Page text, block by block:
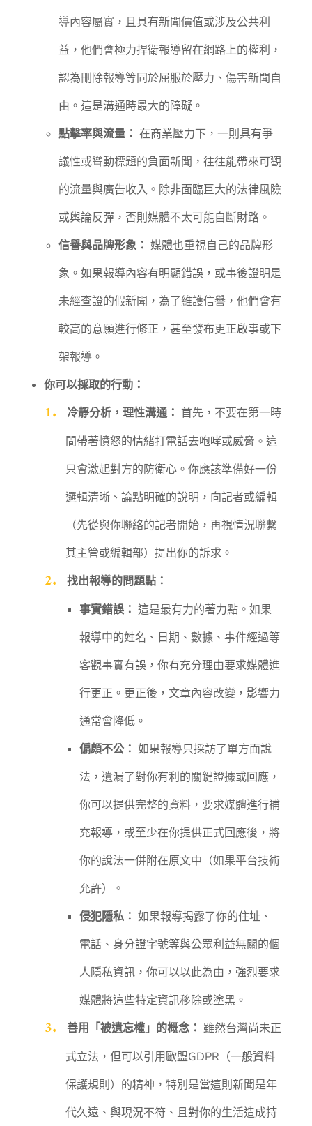
導內容屬實，且具有新聞價值或涉及公共利
益，他們會極力捍衛報導留在網路上的權利，
認為刪除報導等同於屈服於壓力、傷害新聞自
由。這是溝通時最大的障礙。
點擊率與流量： 在商業壓力下，一則具有爭
議性或聳動標題的負面新聞，往往能帶來可觀
的流量與廣告收入。除非面臨巨大的法律風險
或輿論反彈，否則媒體不太可能自斷財路。
信譽與品牌形象： 媒體也重視自己的品牌形
象。如果報導內容有明顯錯誤，或事後證明是
未經查證的假新聞，為了維護信譽，他們會有
較高的意願進行修正，甚至發布更正啟事或下
架報導。
你可以採取的行動：
冷靜分析，理性溝通： 首先，不要在第一時
間帶著憤怒的情緒打電話去咆哮或威脅。這
只會激起對方的防衛心。你應該準備好一份
邏輯清晰、論點明確的說明，向記者或編輯
（先從與你聯絡的記者開始，再視情況聯繫
其主管或編輯部）提出你的訴求。
找出報導的問題點：
事實錯誤： 這是最有力的著力點。如果
報導中的姓名、日期、數據、事件經過等
客觀事實有誤，你有充分理由要求媒體進
行更正。更正後，文章內容改變，影響力
通常會降低。
偏頗不公： 如果報導只採訪了單方面說
法，遺漏了對你有利的關鍵證據或回應，
你可以提供完整的資料，要求媒體進行補
充報導，或至少在你提供正式回應後，將
你的說法一併附在原文中（如果平台技術
允許）。
侵犯隱私： 如果報導揭露了你的住址、
電話、身分證字號等與公眾利益無關的個
人隱私資訊，你可以以此為由，強烈要求
媒體將這些特定資訊移除或塗黑。
善用「被遺忘權」的概念： 雖然台灣尚未正
式立法，但可以引用歐盟GDPR（一般資料
保護規則）的精神，特別是當這則新聞是年
代久遠、與現況不符、且對你的生活造成持